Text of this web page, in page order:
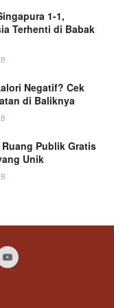
1-1,
Terhenti di Babak
Negatif? Cek
di Baliknya
Publik Gratis
Unik